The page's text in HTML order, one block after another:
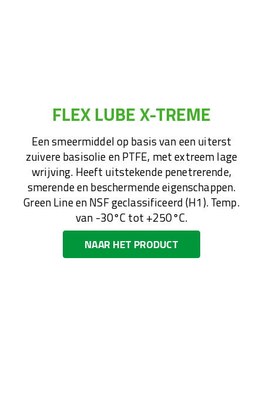
FLEX LUBE X-TREME
Een smeermiddel op basis van een uiterst
zuivere basisolie en PTFE, met extreem lage
wrijving. Heeft uitstekende penetrerende,
smerende en beschermende eigenschappen.
Green Line en NSF geclassificeerd (H1). Temp.
van -30°C tot +250°C.
NAAR HET PRODUCT